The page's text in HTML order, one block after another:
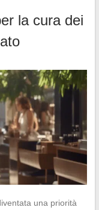
la cura dei
una priorità